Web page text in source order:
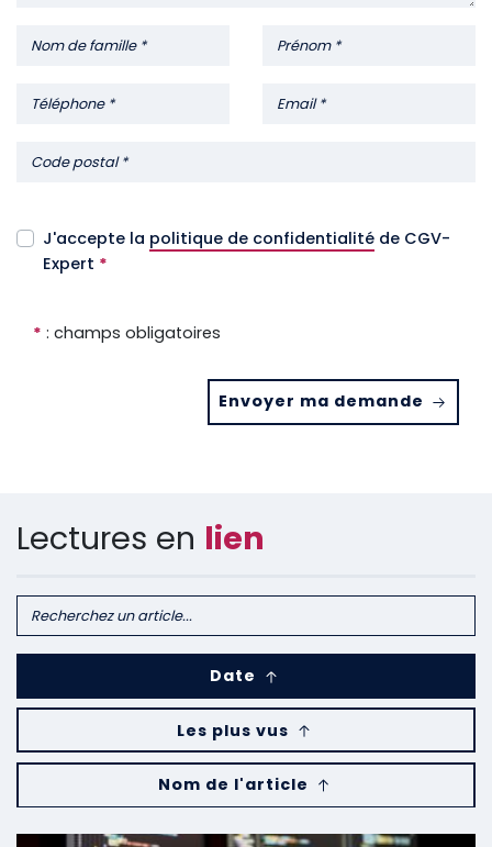
J'accepte la politique de confidentialité de CGV-
Expert *
* : champs obligatoires
Envoyer ma demande
Lectures en lien
Date
Les plus vus
Nom de l'article